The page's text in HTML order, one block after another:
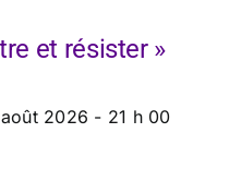
et résister »
2026 - 21 h 00